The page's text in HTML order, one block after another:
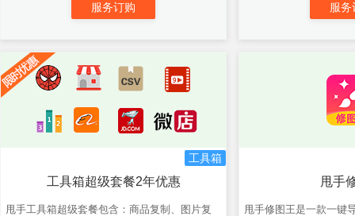
服务订购 服务
工具箱
工具箱超级套餐2年优惠
甩手工具箱超级套餐包含：商品复制、图片复
甩手
甩手修图王是一款一键